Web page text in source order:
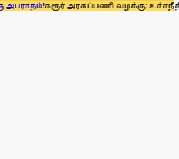
கரூர் அரசுப்பணி வழக்கு: